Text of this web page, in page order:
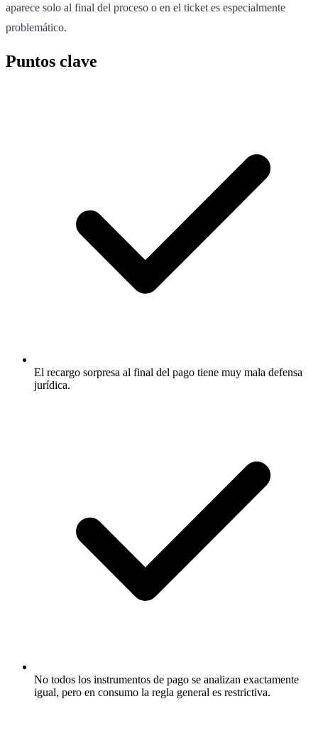
aparece solo al final del proceso o en el ticket es especialmente
problemático.
Puntos clave
El recargo sorpresa al final del pago tiene muy mala defensa
jurídica.
No todos los instrumentos de pago se analizan exactamente
igual, pero en consumo la regla general es restrictiva.